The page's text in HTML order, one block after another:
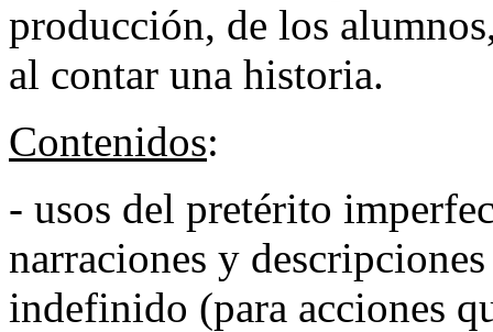
producción, de los
al contar una historia.
Contenidos:
- usos del pretérito
narraciones y
indefinido (para acciones